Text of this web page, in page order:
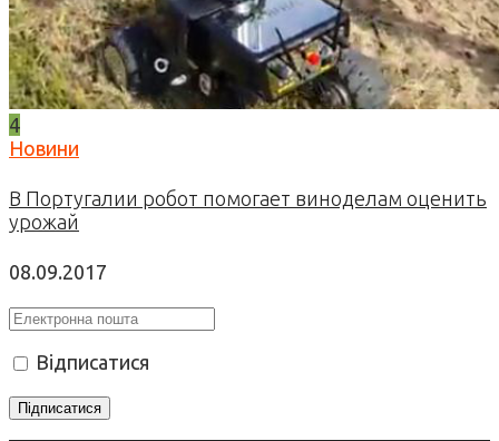
4
Новини
В Португалии робот помогает виноделам оценить
урожай
08.09.2017
Відписатися